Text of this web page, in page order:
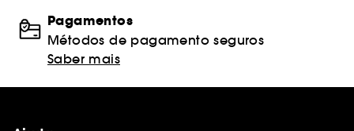
Pagamentos
Métodos de pagamento seguros
Saber mais